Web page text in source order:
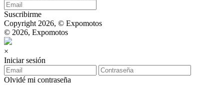
Suscribirme
Copyright 2026, © Expomotos
© 2026, Expomotos
×
Iniciar sesión
Olvidé mi contraseña